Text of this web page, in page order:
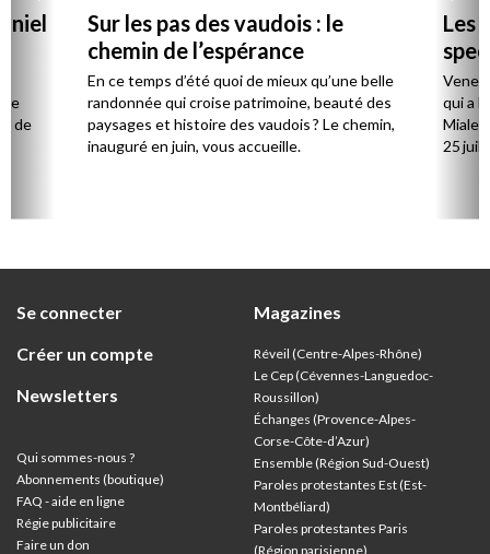
de
Sur les pas des vaudois : le
chemin de l’espérance
En ce temps d’été quoi de mieux qu’une belle
randonnée qui croise patrimoine, beauté des
paysages et histoire des vaudois ? Le chemin,
inauguré en juin, vous accueille.
Les
qui a
25
Se connecter
Créer un compte
Newsletters
Qui sommes-nous ?
Abonnements (boutique)
FAQ - aide en ligne
Régie publicitaire
Faire un don
Magazines
Réveil (Centre-Alpes-Rhône)
Le Cep (Cévennes-Languedoc-
Roussillon)
Échanges (Provence-Alpes-
Corse-Côte-d’Azur)
Ensemble (Région Sud-Ouest)
Paroles protestantes Est (Est-
Montbéliard)
Paroles protestantes Paris
(Région parisienne)